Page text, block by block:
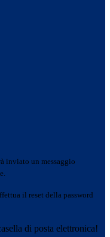
inviato un messaggio
il reset della password
di posta elettronica!